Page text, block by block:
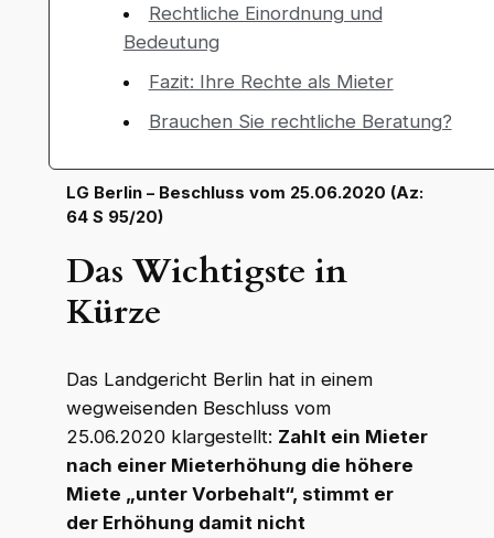
Rechtliche Einordnung und
Bedeutung
Fazit: Ihre Rechte als Mieter
Brauchen Sie rechtliche Beratung?
LG Berlin – Beschluss vom 25.06.2020 (Az:
64 S 95/20)
Das Wichtigste in
Kürze
Das Landgericht Berlin hat in einem
wegweisenden Beschluss vom
25.06.2020 klargestellt: Zahlt ein Mieter
nach einer Mieterhöhung die höhere
Miete „unter Vorbehalt“, stimmt er
der Erhöhung damit nicht